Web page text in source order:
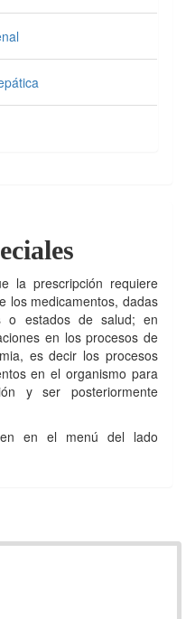
la prescripción requiere
los medicamentos, dadas
o estados de salud; en
en los procesos de
es decir los procesos
en el organismo para
y ser posteriormente
en el menú del lado